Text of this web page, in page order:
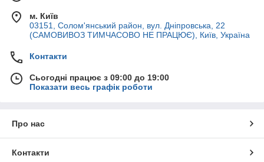
м. Київ
03151, Солом'янський район, вул. Дніпровська, 22
(САМОВИВОЗ ТИМЧАСОВО НЕ ПРАЦЮЄ), Київ, Україна
Контакти
Сьогодні працює з 09:00 до 19:00
Показати весь графік роботи
Про нас
Контакти